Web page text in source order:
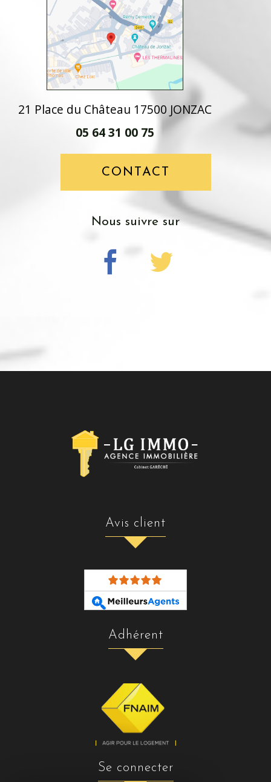
21 Place du Château 17500 JONZAC
05 64 31 00 75
CONTACT
nous suivre sur
avis client
adhérent
se connecter